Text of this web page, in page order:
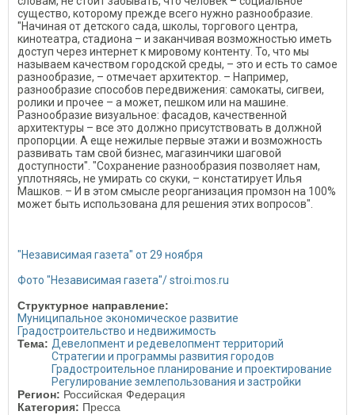
существо, которому прежде всего нужно разнообразие.
"Начиная от детского сада, школы, торгового центра,
кинотеатра, стадиона – и заканчивая возможностью иметь
доступ через интернет к мировому контенту. То, что мы
называем качеством городской среды, – это и есть то самое
разнообразие, – отмечает архитектор. – Например,
разнообразие способов передвижения: самокаты, сигвеи,
ролики и прочее – а может, пешком или на машине.
Разнообразие визуальное: фасадов, качественной
архитектуры – все это должно присутствовать в должной
пропорции. А еще нежилые первые этажи и возможность
развивать там свой бизнес, магазинчики шаговой
доступности". "Сохранение разнообразия позволяет нам,
уплотняясь, не умирать со скуки, – констатирует Илья
Машков. – И в этом смысле реорганизация промзон на 100%
может быть использована для решения этих вопросов".
"Независимая газета" от 29 ноября
Фото "Независимая газета"/ stroi.mos.ru
Структурное направление:
Муниципальное экономическое развитие
Градостроительство и недвижимость
Тема: Девелопмент и редевелопмент территорий
Стратегии и программы развития городов
Градостроительное планирование и проектирование
Регулирование землепользования и застройки
Регион: Российская Федерация
Категория: Пресса